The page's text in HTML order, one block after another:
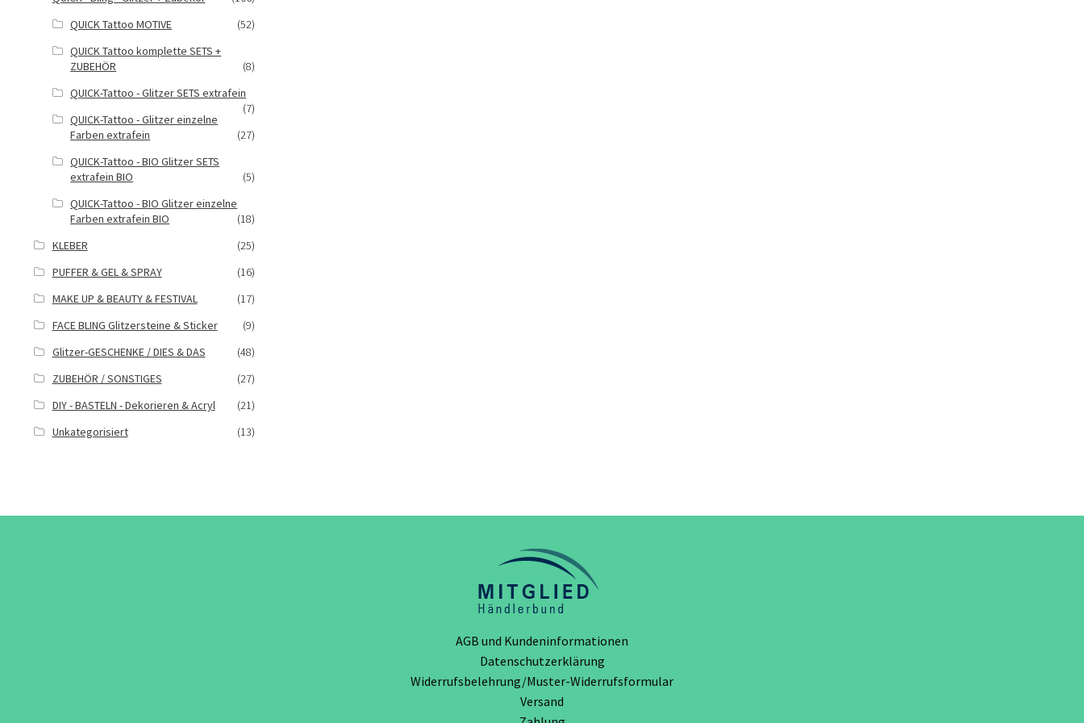
QUICK Tattoo MOTIVE
(52)
QUICK Tattoo komplette SETS +
ZUBEHÖR
(8)
QUICK-Tattoo - Glitzer SETS extrafein
(7)
QUICK-Tattoo - Glitzer einzelne
Farben extrafein
(27)
QUICK-Tattoo - BIO Glitzer SETS
extrafein BIO
(5)
QUICK-Tattoo - BIO Glitzer einzelne
Farben extrafein BIO
(18)
KLEBER
(25)
PUFFER & GEL & SPRAY
(16)
MAKE UP & BEAUTY & FESTIVAL
(17)
FACE BLING Glitzersteine & Sticker
(9)
Glitzer-GESCHENKE / DIES & DAS
(48)
ZUBEHÖR / SONSTIGES
(27)
DIY - BASTELN - Dekorieren & Acryl
(21)
Unkategorisiert
(13)
AGB und Kundeninformationen
Datenschutzerklärung
Widerrufsbelehrung/Muster-Widerrufsformular
Versand